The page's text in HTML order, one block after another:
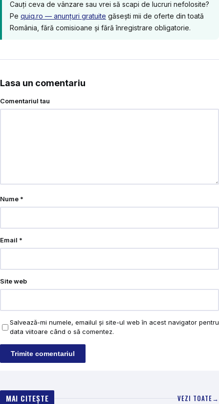
Cauți ceva de vânzare sau vrei să scapi de lucruri nefolosite?
Pe quiq.ro — anunțuri gratuite găsești mii de oferte din toată
România, fără comisioane și fără înregistrare obligatorie.
Lasa un comentariu
Comentariul tau
Nume *
Email *
Site web
Salvează-mi numele, emailul și site-ul web în acest navigator pentru
data viitoare când o să comentez.
MAI CITEȘTE VEZI TOATE→